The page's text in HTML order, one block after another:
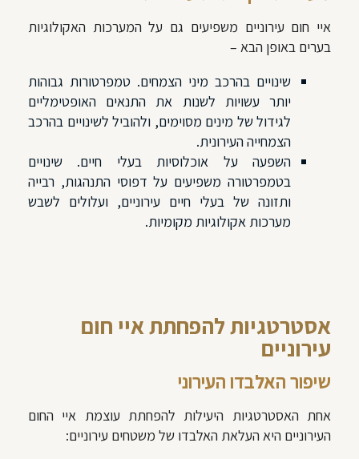
איי חום עירוניים משפיעים גם על המערכות האקולוגיות
בערים באופן הבא –
שינויים בהרכב מיני הצמחים. טמפרטורות גבוהות
יותר עשויות לשנות את התנאים האופטימליים
לגידול של מינים מסוימים, ולהוביל לשינויים בהרכב
הצמחייה העירונית.
השפעה על אוכלוסיות בעלי חיים. שינויים
בטמפרטורה משפיעים על דפוסי התנהגות, רבייה
ותזונה של בעלי חיים עירוניים, ועלולים לשבש
מערכות אקולוגיות מקומיות.
אסטרטגיות להפחתת איי חום
עירוניים
שיפור האלבדו העירוני
אחת האסטרטגיות היעילות להפחתת עוצמת איי החום
העירוניים היא העלאת האלבדו של משטחים עירוניים: